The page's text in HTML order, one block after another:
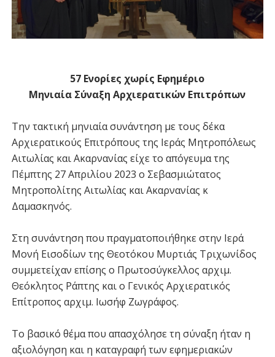
57 Ενορίες χωρίς Εφημέριο
Μηνιαία Σύναξη Αρχιερατικών Επιτρόπων
Την τακτική μηνιαία συνάντηση με τους δέκα
Αρχιερατικούς Επιτρόπους της Ιεράς Μητροπόλεως
Αιτωλίας και Ακαρνανίας είχε το απόγευμα της
Πέμπτης 27 Απριλίου 2023 ο Σεβασμιώτατος
Μητροπολίτης Αιτωλίας και Ακαρνανίας κ
Δαμασκηνός.
Στη συνάντηση που πραγματοποιήθηκε στην Ιερά
Μονή Εισοδίων της Θεοτόκου Μυρτιάς Τριχωνίδος
συμμετείχαν επίσης ο Πρωτοσύγκελλος αρχιμ.
Θεόκλητος Ράπτης και ο Γενικός Αρχιερατικός
Επίτροπος αρχιμ. Ιωσήφ Ζωγράφος.
Το βασικό θέμα που απασχόλησε τη σύναξη ήταν η
αξιολόγηση και η καταγραφή των εφημεριακών